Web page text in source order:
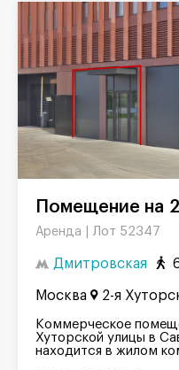
Помещение на
Аренда | Лот 52347
Дмитровская
Москва 2-я
Коммерческое
Хуторской улицы в
находится в жилом